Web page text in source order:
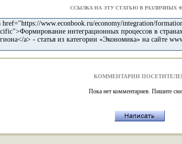
ССЫЛКА НА ЭТУ СТАТЬЮ В РАЗЛИЧНЫХ
КОММЕНТАРИИ
Пока нет комментариев. Пишите